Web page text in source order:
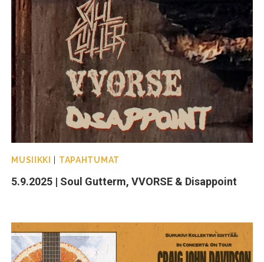
MUSIIKKI TAPAHTUMAT
5.9.2025 | Soul Gutterm, VVORSE & Disappoint